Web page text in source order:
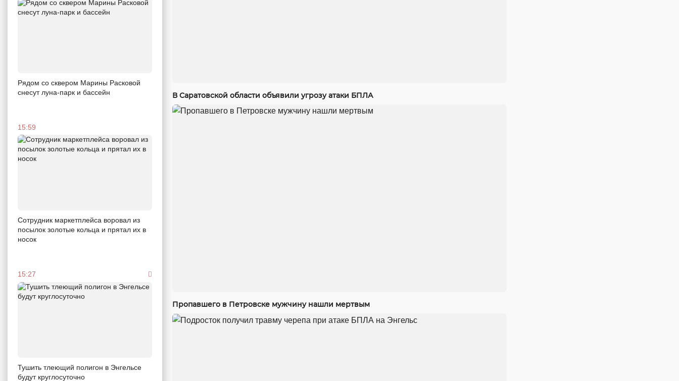
Рядом со сквером Марины Расковой
снесут луна-парк и бассейн
15:59
Сотрудник маркетплейса воровал из
посылок золотые кольца и прятал их в
носок
15:27
Тушить тлеющий полигон в Энгельсе
будут круглосуточно
В Саратовской области объявили угрозу атаки БПЛА
Пропавшего в Петровске мужчину нашли мертвым